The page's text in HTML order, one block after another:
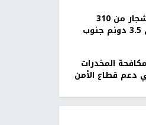
الاحتلال يخطر باقتلاع أشجار من 310
دونمات والاستيلاء على 3.5 دونم جنوب
المخدرات
دعم قطاع الأمن